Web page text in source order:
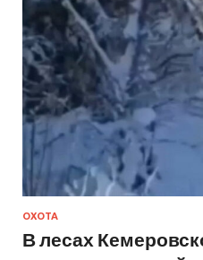
ОХОТА
В лесах